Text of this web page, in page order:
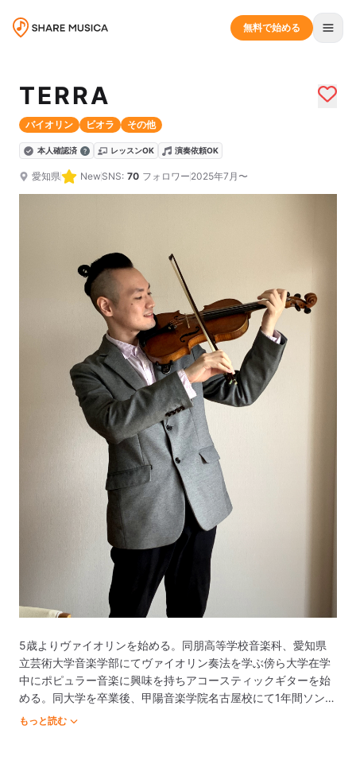
無料で始める
TERRA
バイオリン ビオラ その他
本人確認済 レッスンOK 演奏依頼OK
愛知県 New SNS: 70 フォロワー 2025年7月〜
5歳よりヴァイオリンを始める。同朋高等学校音楽科、愛知県
立芸術大学音楽学部にてヴァイオリン奏法を学ぶ傍ら大学在学
中にポピュラー音楽に興味を持ちアコースティックギターを始
める。同大学を卒業後、甲陽音楽学院名古屋校にて1年間ソング
ライティングとアコースティックギターを専攻し、ギター奏
もっと読む